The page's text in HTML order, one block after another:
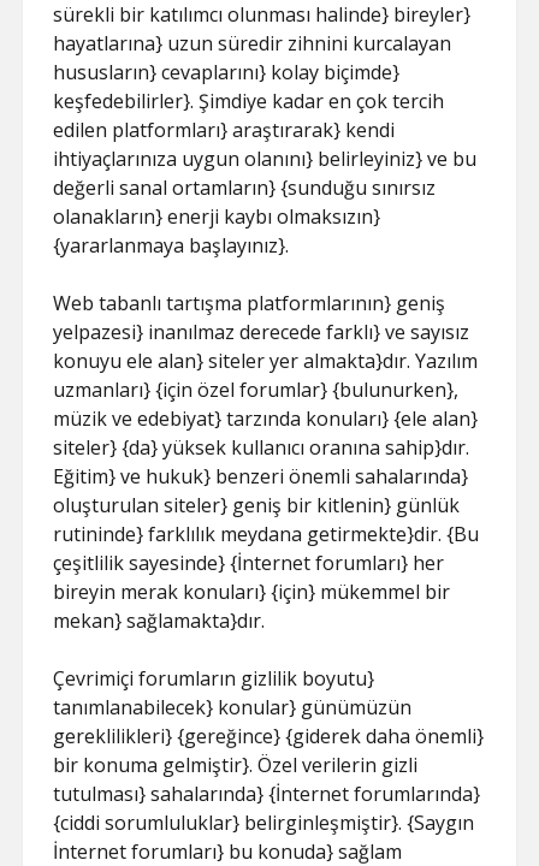
sürekli bir katılımcı olunması halinde} bireyler}
hayatlarına} uzun süredir zihnini kurcalayan
hususların} cevaplarını} kolay biçimde}
keşfedebilirler}. Şimdiye kadar en çok tercih
edilen platformları} araştırarak} kendi
ihtiyaçlarınıza uygun olanını} belirleyiniz} ve bu
değerli sanal ortamların} {sunduğu sınırsız
olanakların} enerji kaybı olmaksızın}
{yararlanmaya başlayınız}.
Web tabanlı tartışma platformlarının} geniş
yelpazesi} inanılmaz derecede farklı} ve sayısız
konuyu ele alan} siteler yer almakta}dır. Yazılım
uzmanları} {için özel forumlar} {bulunurken},
müzik ve edebiyat} tarzında konuları} {ele alan}
siteler} {da} yüksek kullanıcı oranına sahip}dır.
Eğitim} ve hukuk} benzeri önemli sahalarında}
oluşturulan siteler} geniş bir kitlenin} günlük
rutininde} farklılık meydana getirmekte}dir. {Bu
çeşitlilik sayesinde} {İnternet forumları} her
bireyin merak konuları} {için} mükemmel bir
mekan} sağlamakta}dır.
Çevrimiçi forumların gizlilik boyutu}
tanımlanabilecek} konular} günümüzün
gereklilikleri} {gereğince} {giderek daha önemli}
bir konuma gelmiştir}. Özel verilerin gizli
tutulması} sahalarında} {İnternet forumlarında}
{ciddi sorumluluklar} belirginleşmiştir}. {Saygın
İnternet forumları} bu konuda} sağlam